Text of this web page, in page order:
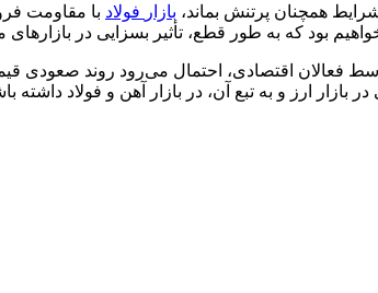
همچنان پرتنش بماند، بازار فولاد
ارز و به تبع آن، در بازار آهن و فولاد داشته